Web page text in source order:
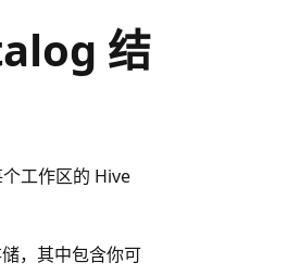
结
工作区的 Hive
，其中包含你可